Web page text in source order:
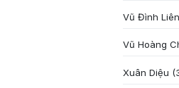
Vũ Đình Liên
Vũ Hoàng
Xuân Diệu